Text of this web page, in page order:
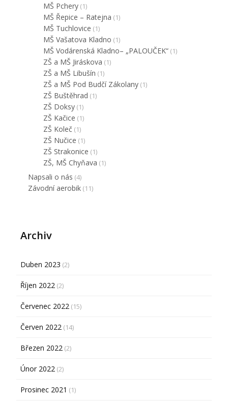
MŠ Pchery (1)
MŠ Řepice – Ratejna (1)
MŠ Tuchlovice (1)
MŠ Vašatova Kladno (1)
MŠ Vodárenská Kladno– „PALOUČEK“ (1)
ZŠ a MŠ Jiráskova (1)
ZŠ a MŠ Libušín (1)
ZŠ a MŠ Pod Budčí Zákolany (1)
ZŠ Buštěhrad (1)
ZŠ Doksy (1)
ZŠ Kačice (1)
ZŠ Koleč (1)
ZŠ Nučice (1)
ZŠ Strakonice (1)
ZŠ, MŠ Chyňava (1)
Napsali o nás (4)
Závodní aerobik (11)
Archiv
Duben 2023 (2)
Říjen 2022 (2)
Červenec 2022 (15)
Červen 2022 (14)
Březen 2022 (2)
Únor 2022 (2)
Prosinec 2021 (1)